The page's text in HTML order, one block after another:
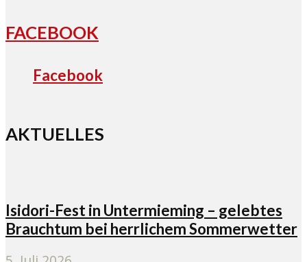
FACEBOOK
Facebook
AKTUELLES
Isidori-Fest in Untermieming – gelebtes
Brauchtum bei herrlichem Sommerwetter